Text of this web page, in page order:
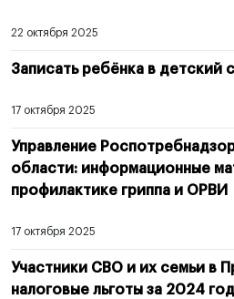
22 октября 2025
Записать ребёнка в детский
17 октября 2025
Управление
области: информационные
профилактике гриппа и ОРВИ
17 октября 2025
Участники СВО и их семьи в
налоговые льготы за 2024 год